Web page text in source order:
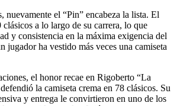
nuevamente el “Pin” encabeza la lista. El
a lo largo de su carrera, lo que
y consistencia en la máxima exigencia del
jugador ha vestido más veces una camiseta
el honor recae en Rigoberto “La
la camiseta crema en 78 clásicos. Su
y entrega le convirtieron en uno de los